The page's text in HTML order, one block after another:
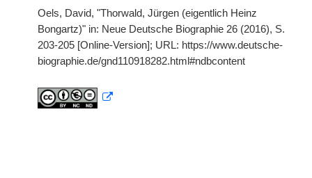
Oels, David, "Thorwald, Jürgen (eigentlich Heinz
Bongartz)" in: Neue Deutsche Biographie 26 (2016), S.
203-205 [Online-Version]; URL: https://www.deutsche-
biographie.de/gnd110918282.html#ndbcontent